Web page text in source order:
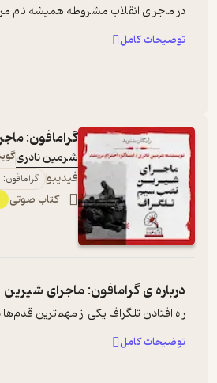
در ماجرای انقلاب مشروطه همیشه نام
توضیحات کامل
گرامافون:
شرمین نادری
فیدیبو
کتاب صوتی
درباره یگرامافون: ماجرای
راه افتادن تلگراف یکی از مهم‌ترین
توضیحات کامل